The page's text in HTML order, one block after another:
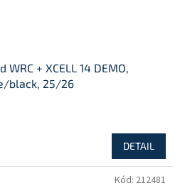
WRC + XCELL 14 DEMO,
black, 25/26
DETAIL
Kód: 212481